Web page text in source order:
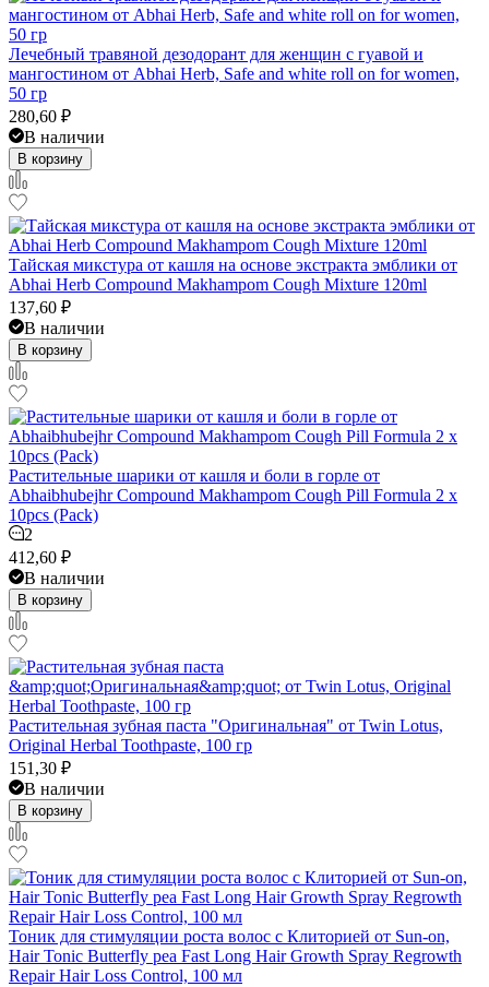
Лечебный травяной дезодорант для женщин с гуавой и
мангостином от Abhai Herb, Safe and white roll on for women,
50 гр
280,60 ₽
В наличии
В корзину
Тайская микстура от кашля на основе экстракта эмблики от
Abhai Herb Compound Makhampom Cough Mixture 120ml
137,60 ₽
В наличии
В корзину
Растительные шарики от кашля и боли в горле от
Abhaibhubejhr Compound Makhampom Cough Pill Formula 2 x
10pcs (Pack)
2
412,60 ₽
В наличии
В корзину
Растительная зубная паста "Оригинальная" от Twin Lotus,
Original Herbal Toothpaste, 100 гр
151,30 ₽
В наличии
В корзину
Тоник для стимуляции роста волос с Клиторией от Sun-on,
Hair Tonic Butterfly pea Fast Long Hair Growth Spray Regrowth
Repair Hair Loss Control, 100 мл